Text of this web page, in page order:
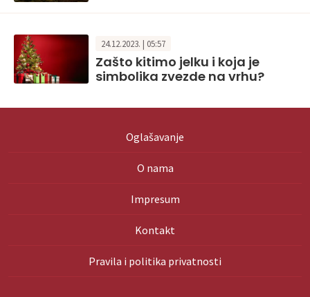
24.12.2023. | 05:57
Zašto kitimo jelku i koja je
simbolika zvezde na vrhu?
Oglašavanje
O nama
Impresum
Kontakt
Pravila i politika privatnosti